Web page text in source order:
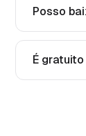
Posso
É